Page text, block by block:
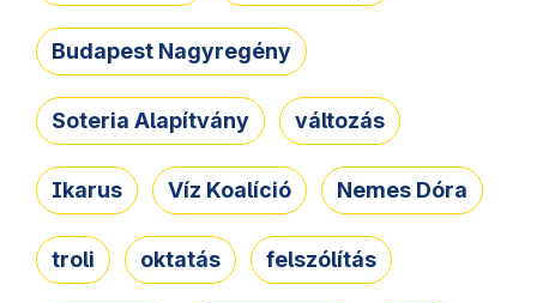
Budapest Nagyregény
Soteria Alapítvány változás
Ikarus Víz Koalíció Nemes Dóra
troli oktatás felszólítás